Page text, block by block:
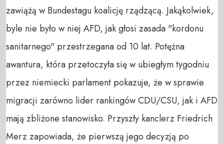
zawiążą w Bundestagu koalicję rządzącą. Jakąkolwiek,
byle nie było w niej AFD, jak głosi zasada "kordonu
sanitarnego" przestrzegana od 10 lat. Potężna
awantura, która przetoczyła się w ubiegłym tygodniu
przez niemiecki parlament pokazuje, że w sprawie
migracji zarówno lider rankingów CDU/CSU, jak i AFD
mają zbliżone stanowisko. Przyszły kanclerz Friedrich
Merz zapowiada, że pierwszą jego decyzją po